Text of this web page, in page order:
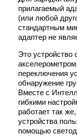
прилагаемый
(или любой
стандартным
адаптер не
Это
переключения
обнаружение
Вместе с
гибкими
работает так
устройства
помощью